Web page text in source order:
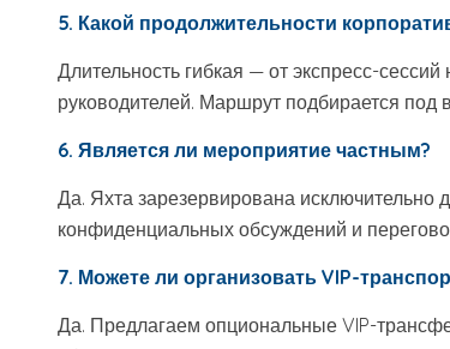
5. Какой продолжительности
Длительность гибкая — от экспресс-
руководителей. Маршрут подбирается под
6. Является ли мероприятие частным?
Да. Яхта зарезервирована исключительно
конфиденциальных обсуждений и
7. Можете ли организовать VIP-
Да. Предлагаем опциональные VIP-